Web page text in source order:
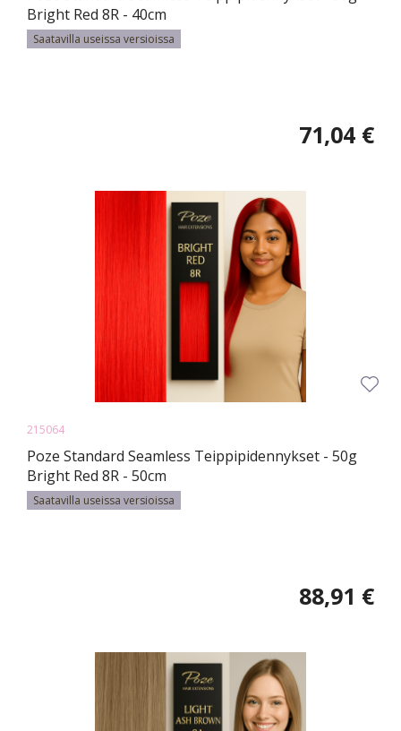
Bright Red 8R - 40cm
Saatavilla useissa versioissa
71,04 €
215064
Poze Standard Seamless Teippipidennykset - 50g
Bright Red 8R - 50cm
Saatavilla useissa versioissa
88,91 €